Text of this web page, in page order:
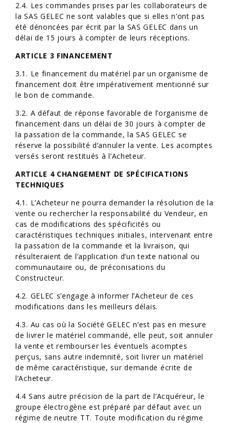
2.4. Les commandes prises par les collaborateurs de
la SAS GELEC ne sont valables que si elles n’ont pas
été dénoncées par écrit par la SAS GELEC dans un
délai de 15 jours à compter de leurs réceptions.
ARTICLE 3 FINANCEMENT
3.1. Le financement du matériel par un organisme de
financement doit être impérativement mentionné sur
le bon de commande.
3.2. A défaut de réponse favorable de l’organisme de
financement dans un délai de 30 jours à compter de
la passation de la commande, la SAS GELEC se
réserve la possibilité d’annuler la vente. Les acomptes
versés seront restitués à l’Acheteur.
ARTICLE 4 CHANGEMENT DE SPÉCIFICATIONS
TECHNIQUES
4.1. L’Acheteur ne pourra demander la résolution de la
vente ou rechercher la responsabilité du Vendeur, en
cas de modifications des spécificités ou
caractéristiques techniques initiales, intervenant entre
la passation de la commande et la livraison, qui
résulteraient de l’application d’un texte national ou
communautaire ou, de préconisations du
Constructeur.
4.2. GELEC s’engage à informer l’Acheteur de ces
modifications dans les meilleurs délais.
4.3. Au cas où la Société GELEC n’est pas en mesure
de livrer le matériel commandé, elle peut, soit annuler
la vente et rembourser les éventuels acomptes
perçus, sans autre indemnité, soit livrer un matériel
de même caractéristique, sur demande écrite de
l’Acheteur.
4.4 Sans autre précision de la part de l’Acquéreur, le
groupe électrogène est préparé par défaut avec un
régime de neutre TT. Toute modification du régime